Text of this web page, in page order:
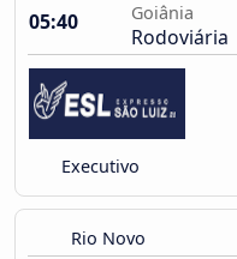
05:40
Goiânia
Rodoviária
Executivo
Rio Novo